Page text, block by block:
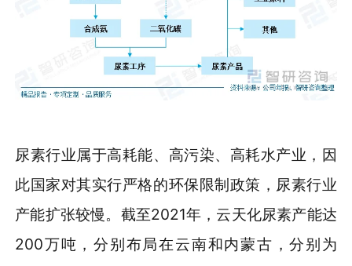
尿素行业属于高耗能、高污染、高耗水产业，因
此国家对其实行严格的环保限制政策，尿素行业
产能扩张较慢。截至2021年，云天化尿素产能达
200万吨，分别布局在云南和内蒙古，分别为